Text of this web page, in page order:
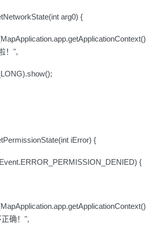
arg0) {
！",
iError) {
{
确！",